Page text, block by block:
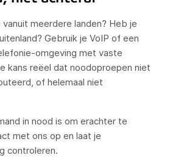
meerdere landen? Heb je
Gebruik je VoIP of een
omgeving met vaste
kans reëel dat noodoproepen niet
of helemaal niet
in nood is om erachter te
met ons op en laat je
controleren.